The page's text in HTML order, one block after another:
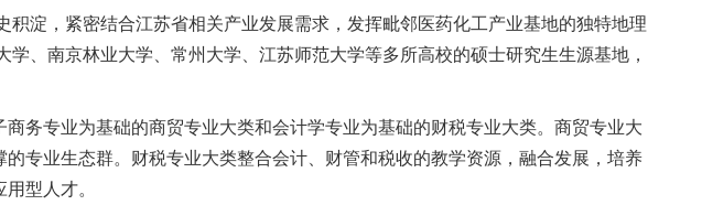
淀，紧密结合江苏省相关产业发展需求，发挥毗邻医药化工产业基地的独特地理
、南京林业大学、常州大学、江苏师范大学等多所高校的硕士研究生生源基地，
务专业为基础的商贸专业大类和会计学专业为基础的财税专业大类。商贸专业大
专业生态群。财税专业大类整合会计、财管和税收的教学资源，融合发展，培养
型人才。